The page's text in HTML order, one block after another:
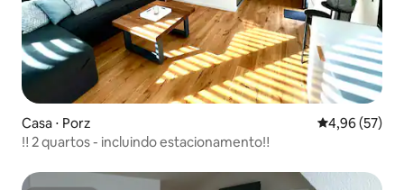
Casa ⋅ Porz 4,96 de uma
4,96 (57)
‼ ️2 quartos - incluindo estacionamento‼️